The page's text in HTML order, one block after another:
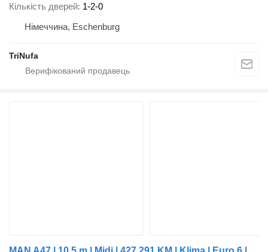
Кількість дверей 1-2-0
Німеччина, Eschenburg
TriNufa